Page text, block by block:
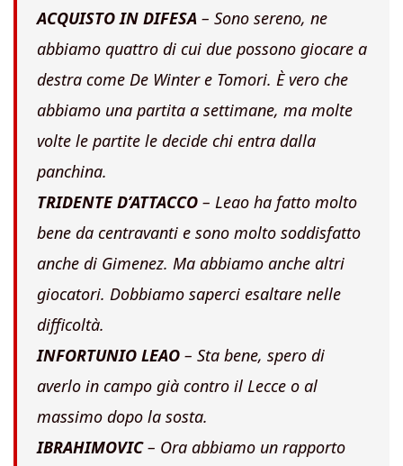
ACQUISTO IN DIFESA – Sono sereno, ne
abbiamo quattro di cui due possono giocare a
destra come De Winter e Tomori. È vero che
abbiamo una partita a settimane, ma molte
volte le partite le decide chi entra dalla
panchina.
TRIDENTE D’ATTACCO – Leao ha fatto molto
bene da centravanti e sono molto soddisfatto
anche di Gimenez. Ma abbiamo anche altri
giocatori. Dobbiamo saperci esaltare nelle
difficoltà.
INFORTUNIO LEAO – Sta bene, spero di
averlo in campo già contro il Lecce o al
massimo dopo la sosta.
IBRAHIMOVIC– Ora abbiamo un rapporto